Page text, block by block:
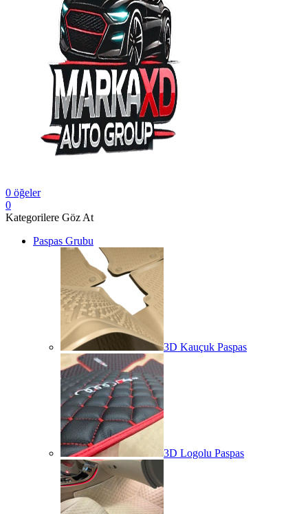
0 öğeler
0
Kategorilere Göz At
Paspas Grubu
3D Kauçuk Paspas
3D Logolu Paspas